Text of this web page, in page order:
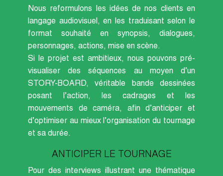
Nous reformulons les idées de nos clients en
langage audiovisuel, en les traduisant selon le
format souhaité en synopsis, dialogues,
personnages, actions, mise en scène.
Si le projet est ambitieux, nous pouvons pré-
visualiser des séquences au moyen d’un
STORY-BOARD, véritable bande dessinées
posant l’action, les cadrages et les
mouvements de caméra, afin d’anticiper et
d’optimiser au mieux l’organisation du tournage
et sa durée.
ANTICIPER LE TOURNAGE
Pour des interviews illustrant une thématique